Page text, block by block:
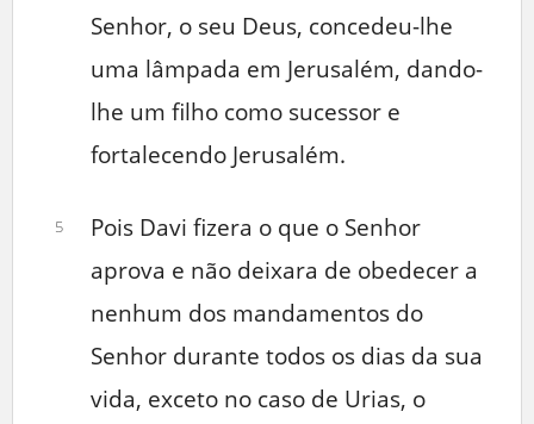
Senhor, o seu Deus, concedeu-lhe
uma lâmpada em Jerusalém, dando-
lhe um filho como sucessor e
fortalecendo Jerusalém.
5
Pois Davi fizera o que o Senhor
aprova e não deixara de obedecer a
nenhum dos mandamentos do
Senhor durante todos os dias da sua
vida, exceto no caso de Urias, o